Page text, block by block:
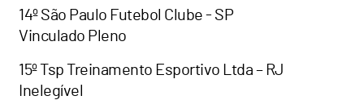
14º São Paulo Futebol Clube - SP
Vinculado Pleno
15º Tsp Treinamento Esportivo Ltda – RJ
Inelegível